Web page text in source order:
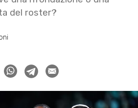
del roster?